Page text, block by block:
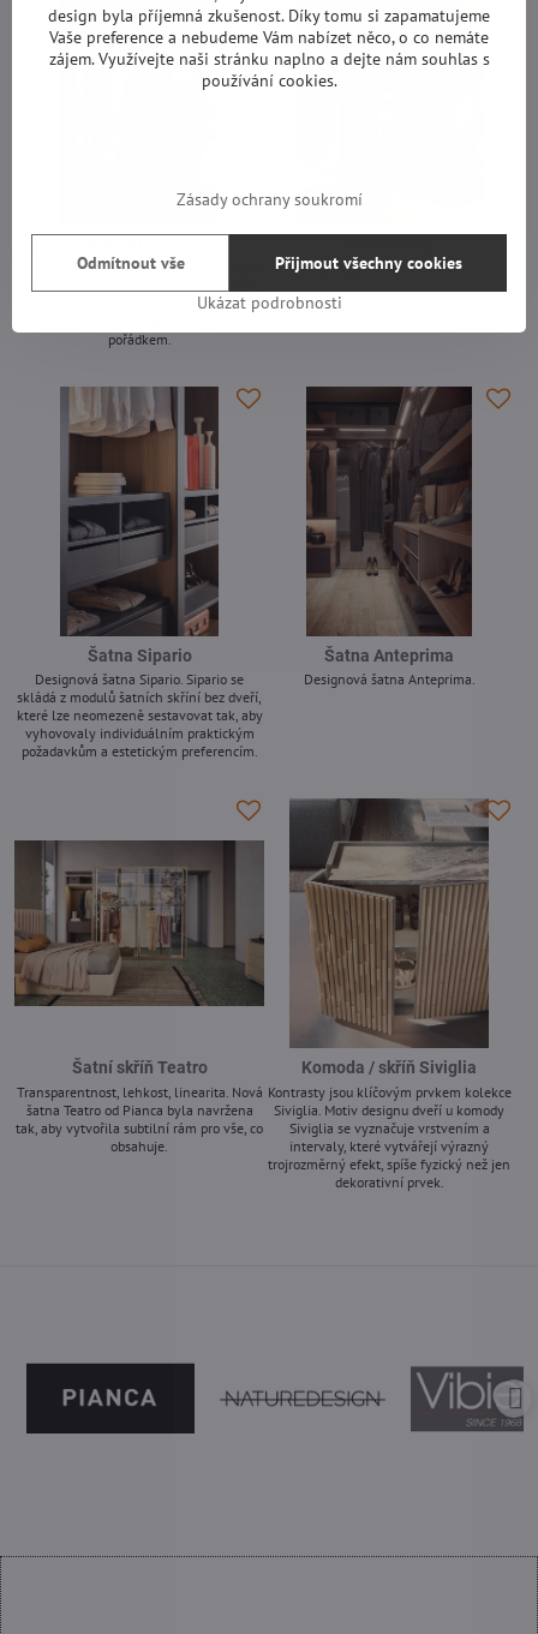
Designová šatní skříň Milano. Stejně jako
I vaše předměty a oděvy musí být
pořádkem.
Designová šatna Vista.
-
Šatna Sipario
Designová šatna Sipario. Sipario se
skládá z modulů šatních skříní bez dveří,
které lze neomezeně sestavovat tak, aby
vyhovovaly individuálním praktickým
požadavkům a estetickým preferencím.
Šatna Anteprima
Designová šatna Anteprima.
Šatní skříň Teatro
Transparentnost, lehkost, linearita. Nová
šatna Teatro od Pianca byla navržena
tak, aby vytvořila subtilní rám pro vše, co
obsahuje.
Komoda / skříň Siviglia
Kontrasty jsou klíčovým prvkem kolekce
Siviglia. Motiv designu dveří u komody
Siviglia se vyznačuje vrstvením a
intervaly, které vytvářejí výrazný
trojrozměrný efekt, spíše fyzický než jen
dekorativní prvek.
design byla příjemná zkušenost. Díky tomu si zapamatujeme
Vaše preference a nebudeme Vám nabízet něco, o co nemáte
zájem. Využívejte naši stránku naplno a dejte nám souhlas s
používání cookies.
Zásady ochrany soukromí
Ukázat podrobnosti
Přijmout všechny cookies
Odmítnout vše